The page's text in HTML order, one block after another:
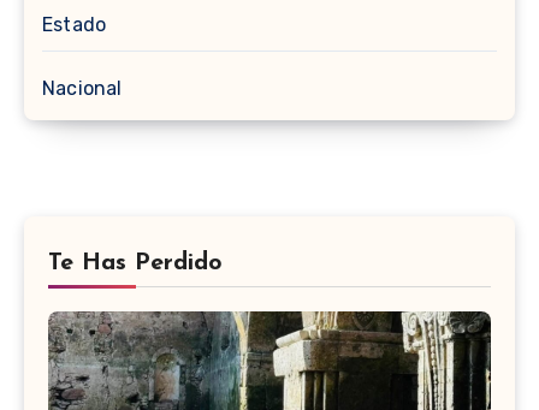
Estado
Nacional
Te Has Perdido